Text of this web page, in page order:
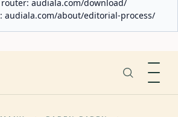
audiala.com/download/
audiala.com/about/editorial-process/